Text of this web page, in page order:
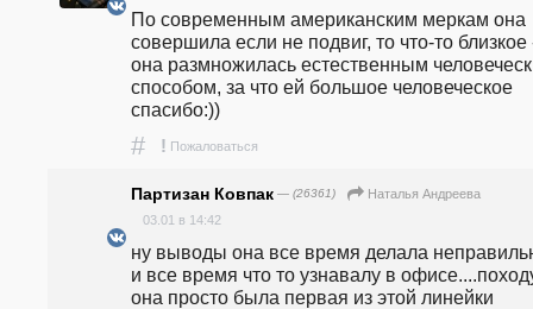
По современным американским меркам она
совершила если не подвиг, то что-то близкое
она размножилась естественным
способом, за что ей большое человеческое
спасибо:))
# ! Пожаловаться
Партизан Ковпак — (26361)
Наталья Андреева
03.01 в 14:42
ну выводы она все время делала
и все время что то узнавалу в
она просто была первая из этой линейки